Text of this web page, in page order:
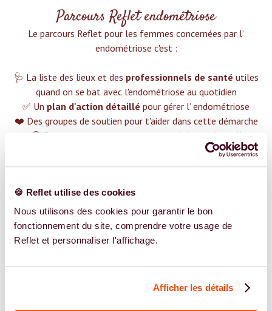
🍪 Reflet utilise des cookies
Nous utilisons des cookies pour garantir le bon
fonctionnement du site, comprendre votre usage de
Reflet et personnaliser l'affichage.
Afficher les détails
Parcours Reflet endométriose
Le parcours Reflet pour les femmes concernées par l’
endométriose c'est :‍
🩺 La liste des lieux et des professionnels de santé utiles
quand on se bat avec l'endométriose au quotidien
✅ Un plan d'action détaillé pour gérer l’ endométriose
❤️ Des groupes de soutien pour t'aider dans cette démarche
😉 Du contenu avec tout ce que tu dois savoir sur l’
Plus de 400 femmes déjà accompagnées !